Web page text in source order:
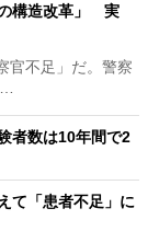
構造改革」 実
官不足」だ。警察
者数は10年間で2
て「患者不足」に